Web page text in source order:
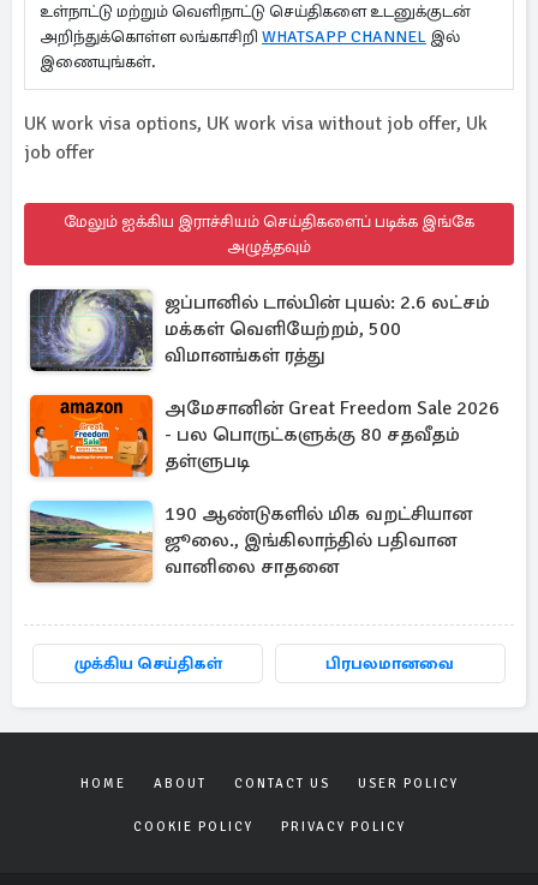
உள்நாட்டு மற்றும் வெளிநாட்டு செய்திகளை உடனுக்குடன்
அறிந்துக்கொள்ள லங்காசிறி WHATSAPP CHANNEL இல்
இணையுங்கள்.
UK work visa options, UK work visa without job offer, Uk
job offer
மேலும் ஐக்கிய இராச்சியம் செய்திகளைப் படிக்க இங்கே
அழுத்தவும்
ஜப்பானில் டால்பின் புயல்: 2.6 லட்சம்
மக்கள் வெளியேற்றம், 500
விமானங்கள் ரத்து
அமேசானின் Great Freedom Sale 2026
- பல பொருட்களுக்கு 80 சதவீதம்
தள்ளுபடி
190 ஆண்டுகளில் மிக வறட்சியான
ஜூலை., இங்கிலாந்தில் பதிவான
வானிலை சாதனை
முக்கிய செய்திகள் பிரபலமானவை
HOME ABOUT CONTACT US USER POLICY
COOKIE POLICY PRIVACY POLICY